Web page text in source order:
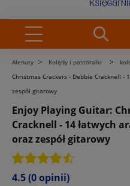
Alenuty > Kolędy i pastorałki >
Christmas Crackers - Debbie Cracknell -
zespół gitarowy
Enjoy Playing Guitar:
Cracknell - 14 łatwych
oraz zespół gitarowy
4.5(0 opinii)